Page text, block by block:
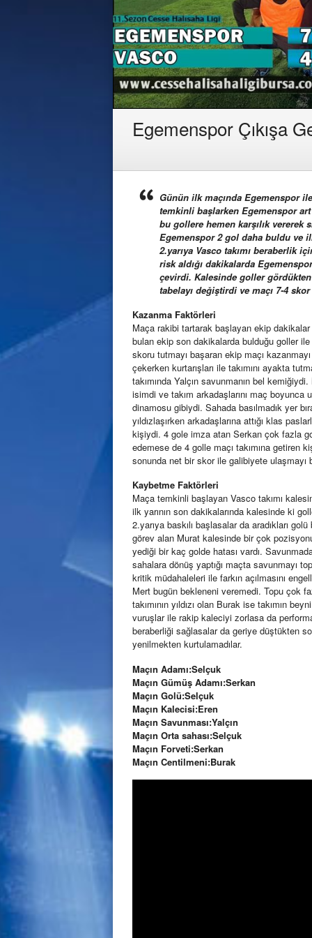
Egemenspor Çıkışa
Günün ilk maçında Egemenspor
temkinli başlarken Egemenspor
bu gollere hemen karşılık vererek
Egemenspor 2 gol daha buldu ve
2.yarıya Vasco takımı beraberlik
risk aldığı dakikalarda
çevirdi. Kalesinde goller
tabelayı değiştirdi ve maçı 7-4
Kazanma Faktörleri
Maça rakibi tartarak başlayan ekip dakikalar
bulan ekip son dakikalarda bulduğu goller ile
skoru tutmayı başaran ekip maçı
çekerken kurtarışları ile takımını ayakta
takımında Yalçın savunmanın bel
isimdi ve takım arkadaşlarını maç
dinamosu gibiydi. Sahada basılmadık yer
yıldızlaşırken arkadaşlarına attığı klas
kişiydi. 4 gole imza atan Serkan çok fazla
edemese de 4 golle maçı takımına getiren
sonunda net bir skor ile galibiyete ulaşmayı
Kaybetme Faktörleri
Maça temkinli başlayan Vasco takımı
ilk yarının son dakikalarında kalesinde ki
2.yarıya baskılı başlasalar da aradıkları
görev alan Murat kalesinde bir çok
yediği bir kaç golde hatası vardı.
sahalara dönüş yaptığı maçta savunmayı
kritik müdahaleleri ile farkın açılmasını
Mert bugün bekleneni veremedi. Topu çok
takımının yıldızı olan Burak ise takımın
vuruşlar ile rakip kaleciyi zorlasa da
beraberliği sağlasalar da geriye düştükten
yenilmekten kurtulamadılar.
Maçın Adamı:Selçuk
Maçın Gümüş Adamı:Serkan
Maçın Golü:Selçuk
Maçın Kalecisi:Eren
Maçın Savunması:Yalçın
Maçın Orta sahası:Selçuk
Maçın Forveti:Serkan
Maçın Centilmeni:Burak